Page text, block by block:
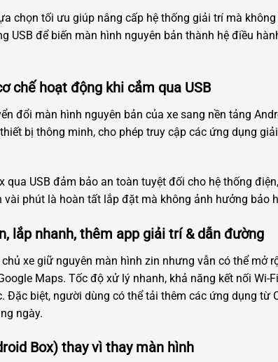
chọn tối ưu giúp nâng cấp hệ thống giải trí mà
USB để biến màn hình nguyên bản thành hệ điều
chế hoạt động khi cắm qua USB
đổi màn hình nguyên bản của xe sang nền tảng
bị thông minh, cho phép truy cập các ứng dụng
qua USB đảm bảo an toàn tuyệt đối cho hệ thống
phút là hoàn tất lắp đặt mà không ảnh hưởng bảo
lắp nhanh, thêm app giải trí & dẫn đường
xe giữ nguyên màn hình zin nhưng vẫn có thể mở
Maps. Tốc độ xử lý nhanh, khả năng kết nối
Đặc biệt, người dùng có thể tải thêm các ứng dụng từ
ngày.
Box) thay vì thay màn hình